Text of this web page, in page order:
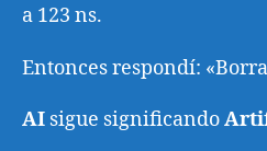
a 123 ns.
Entonces respondí:
AI sigue significando